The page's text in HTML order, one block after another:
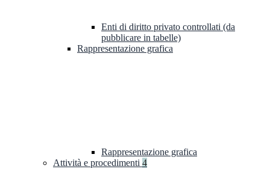
Enti di diritto privato controllati (da
pubblicare in tabelle)
Rappresentazione grafica
Rappresentazione grafica
Attività e procedimenti 4